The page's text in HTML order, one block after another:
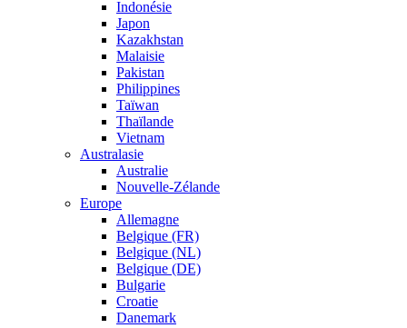
Indonésie
Japon
Kazakhstan
Malaisie
Pakistan
Philippines
Taïwan
Thaïlande
Vietnam
Australasie
Australie
Nouvelle-Zélande
Europe
Allemagne
Belgique (FR)
Belgique (NL)
Belgique (DE)
Bulgarie
Croatie
Danemark